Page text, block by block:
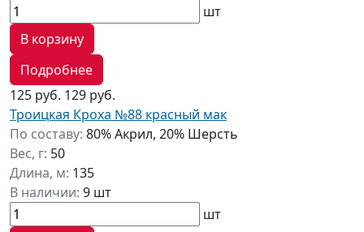
шт
В корзину
Подробнее
125 руб. 129 руб.
Троицкая Кроха №88 красный мак
По составу: 80% Акрил, 20% Шерсть
Вес, г: 50
Длина, м: 135
В наличии: 9 шт
шт